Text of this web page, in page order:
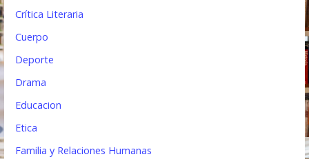
Crítica Literaria
Cuerpo
Deporte
Drama
Educacion
Etica
Familia y Relaciones Humanas